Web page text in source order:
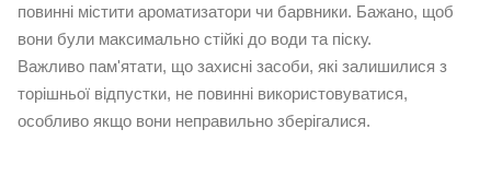
повинні містити ароматизатори чи барвники. Бажано, щоб
вони були максимально стійкі до води та піску.
Важливо пам'ятати, що захисні засоби, які залишилися з
торішньої відпустки, не повинні використовуватися,
особливо якщо вони неправильно зберігалися.